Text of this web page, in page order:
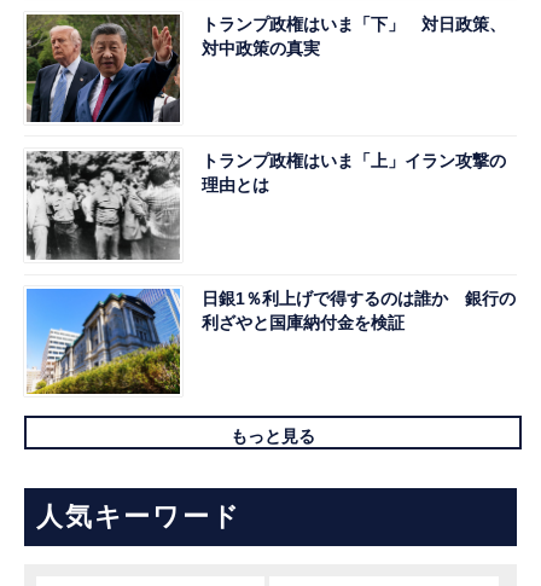
トランプ政権はいま「下」 対日政策、
対中政策の真実
トランプ政権はいま「上」イラン攻撃の
理由とは
日銀1％利上げで得するのは誰か 銀行の
利ざやと国庫納付金を検証
もっと見る
人気キーワード